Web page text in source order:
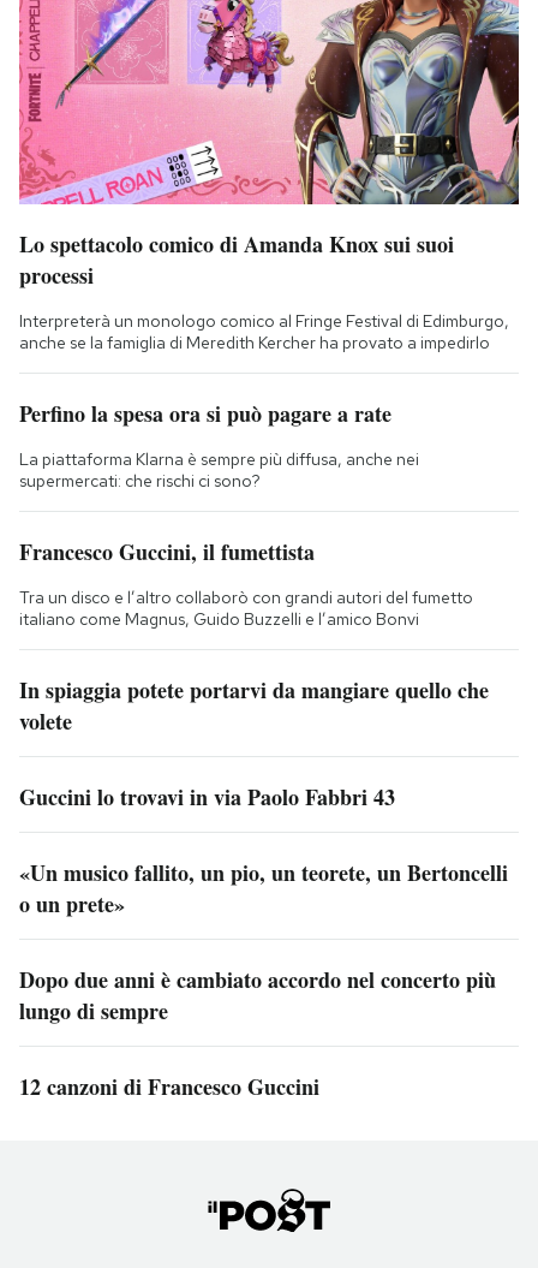
Lo spettacolo comico di Amanda Knox sui suoi
processi
Interpreterà un monologo comico al Fringe Festival di Edimburgo,
anche se la famiglia di Meredith Kercher ha provato a impedirlo
Perfino la spesa ora si può pagare a rate
La piattaforma Klarna è sempre più diffusa, anche nei
supermercati: che rischi ci sono?
Francesco Guccini, il fumettista
Tra un disco e l’altro collaborò con grandi autori del fumetto
italiano come Magnus, Guido Buzzelli e l’amico Bonvi
In spiaggia potete portarvi da mangiare quello che
volete
Guccini lo trovavi in via Paolo Fabbri 43
«Un musico fallito, un pio, un teorete, un Bertoncelli
o un prete»
Dopo due anni è cambiato accordo nel concerto più
lungo di sempre
12 canzoni di Francesco Guccini